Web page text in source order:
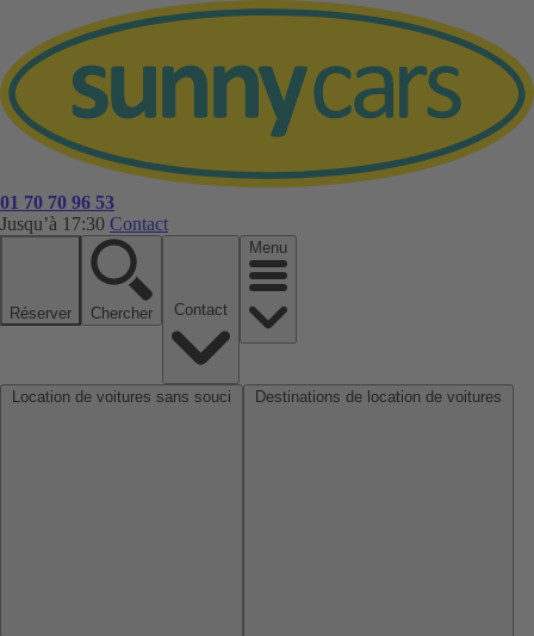
01 70 70 96 53
Jusqu’à 17:30 Contact
Réserver Chercher
Menu